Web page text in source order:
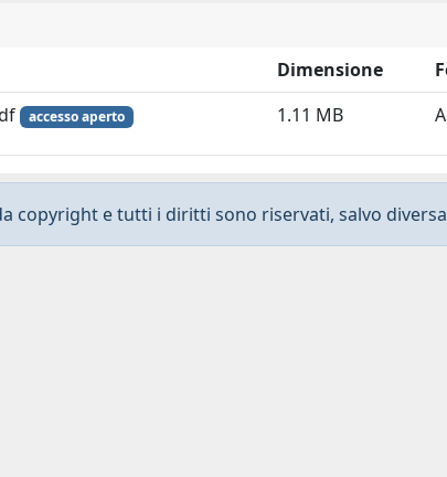
Dimensione
accesso aperto 1.11 MB
copyright e tutti i diritti sono riservati, salvo